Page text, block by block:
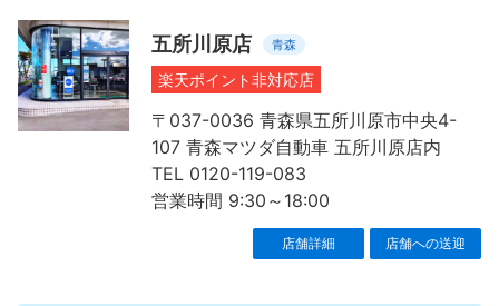
五所川原店 青森
楽天ポイント非対応店
〒037-0036 青森県五所川原市中央4-
107 青森マツダ自動車 五所川原店内
TEL 0120-119-083
営業時間 9:30～18:00
店舗詳細 店舗への送迎